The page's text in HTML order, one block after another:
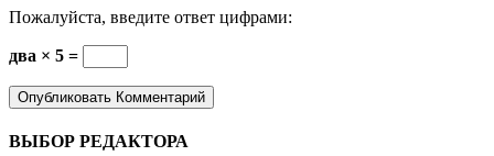
Пожалуйста, введите ответ цифрами:
два × 5 =
ВЫБОР РЕДАКТОРА